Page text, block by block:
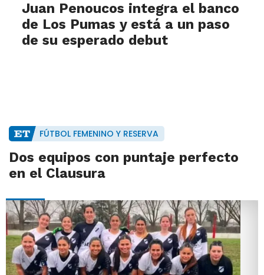
Juan Penoucos integra el banco
de Los Pumas y está a un paso
de su esperado debut
FÚTBOL FEMENINO Y RESERVA
Dos equipos con puntaje perfecto
en el Clausura